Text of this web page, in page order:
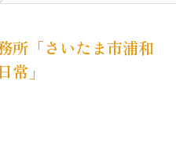
所「さいたま市浦和
常」